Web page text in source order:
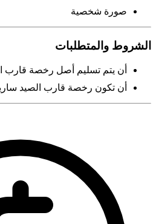
صورة شخصية
الشروط والمتطلبات
أن يتم تسليم أصل رخصة قارب
أن تكون رخصة قارب الصيد